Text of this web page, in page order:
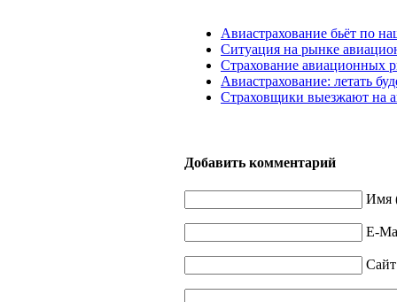
Авиастрахование бьёт по
Ситуация на рынке
Страхование авиационных
Авиастрахование: летать
Страховщики выезжают на
Добавить комментарий
Имя
E-
Сайт